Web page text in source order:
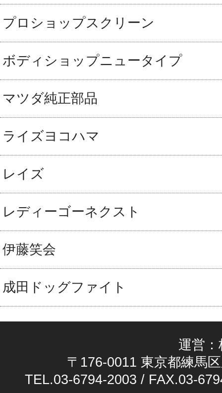
プロショップスクリーン
ボディショップニュータイプ
マツダ純正部品
ライズヨコハマ
レイズ
レディーゴーネクスト
伊藤笑会
成田ドッグファイト
運営
〒176-0011 東京都練馬
TEL.03-6794-2003 / FAX.03-